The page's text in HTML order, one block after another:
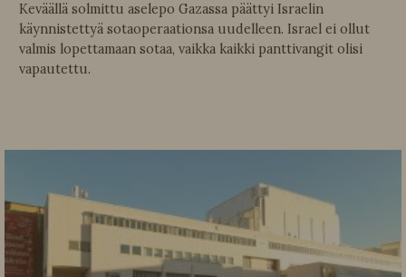
Keväällä solmittu aselepo Gazassa päättyi Israelin
käynnistettyä sotaoperaationsa uudelleen. Israel ei ollut
valmis lopettamaan sotaa, vaikka kaikki panttivangit olisi
vapautettu.